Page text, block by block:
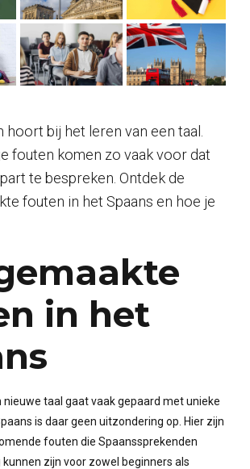
hoort bij het leren van een taal.
fouten komen zo vaak voor dat
te bespreken. Ontdek de
fouten in het Spaans en hoe je
in het
nieuwe taal gaat vaak gepaard met unieke
is daar geen uitzondering op. Hier zijn
fouten die Spaanssprekenden
zijn voor zowel beginners als